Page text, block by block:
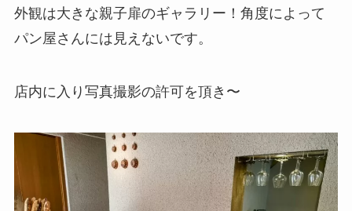
外観は大きな親子扉のギャラリー！角度によって
パン屋さんには見えないです。
店内に入り写真撮影の許可を頂き〜